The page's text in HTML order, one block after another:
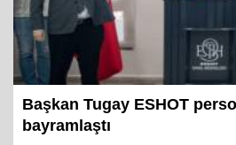
Başkan Tugay ESHOT
bayramlaştı